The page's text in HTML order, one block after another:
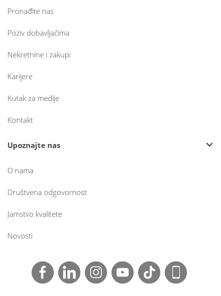
Pronađite nas
Poziv dobavljačima
Nekretnine i zakupi
Karijere
Kutak za medije
Kontakt
Upoznajte nas
O nama
Društvena odgovornost
Jamstvo kvalitete
Novosti